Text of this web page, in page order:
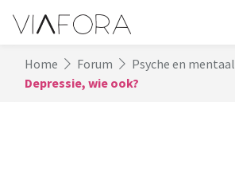
Home Forum
Psyche en mentaal
Depressie, wie ook?